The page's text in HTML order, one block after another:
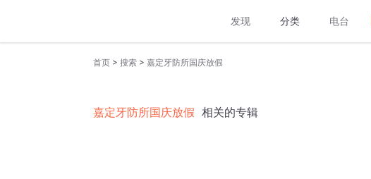
发现 分类 电台
首页 > 搜索 > 嘉定牙防所国庆放假
嘉定牙防所国庆放假 相关的专辑